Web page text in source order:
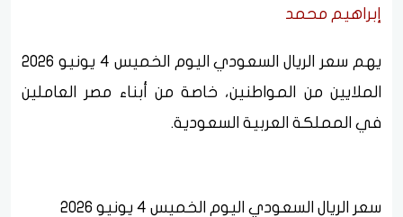
إبراهيم محمد
يهم سعر الريال السعودي اليوم الخميس 4 يونيو 2026
الملايين من المواطنين، خاصة من أبناء مصر العاملين
في المملكة العربية السعودية.
سعر الريال السعودي اليوم الخميس 4 يونيو 2026